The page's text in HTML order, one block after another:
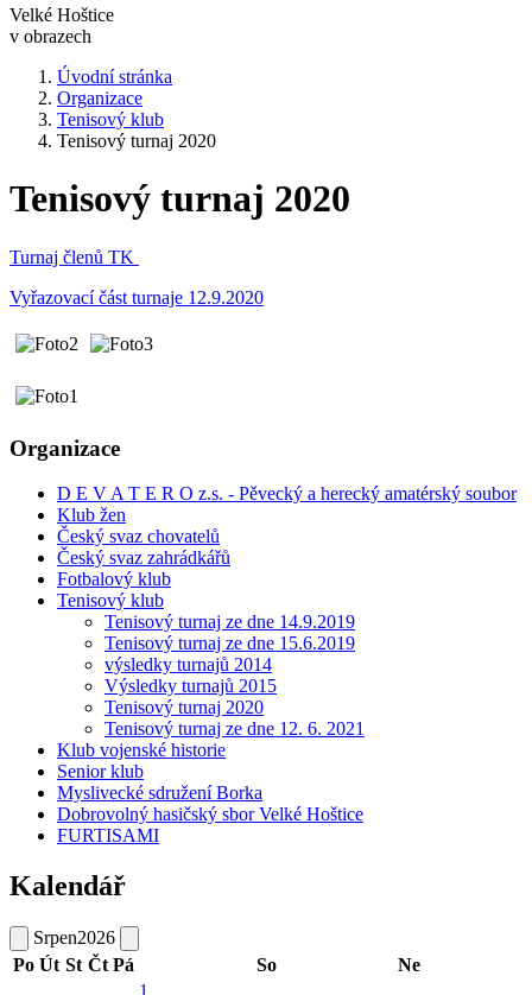
Velké Hoštice
v obrazech
Úvodní stránka
Organizace
Tenisový klub
Tenisový turnaj 2020
Tenisový turnaj 2020
Turnaj členů TK
Vyřazovací část turnaje 12.9.2020
Organizace
D E V A T E R O z.s. - Pěvecký a herecký amatérský soubor
Klub žen
Český svaz chovatelů
Český svaz zahrádkářů
Fotbalový klub
Tenisový klub
Tenisový turnaj ze dne 14.9.2019
Tenisový turnaj ze dne 15.6.2019
výsledky turnajů 2014
Výsledky turnajů 2015
Tenisový turnaj 2020
Tenisový turnaj ze dne 12. 6. 2021
Klub vojenské historie
Senior klub
Myslivecké sdružení Borka
Dobrovolný hasičský sbor Velké Hoštice
FURTISAMI
Kalendář
Srpen2026
Po Út St Čt Pá So Ne